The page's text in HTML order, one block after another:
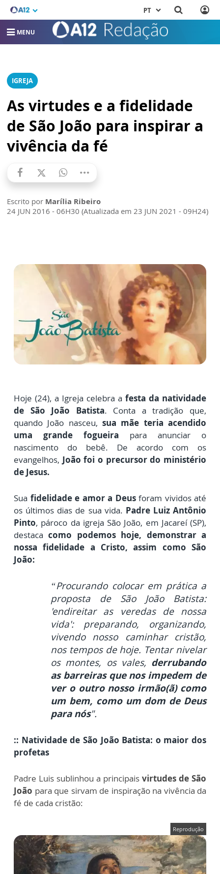
PT
MENU
IGREJA
As virtudes e a fidelidade
de São João para inspirar a
vivência da fé
Escrito por Marília Ribeiro
24 JUN 2016 - 06H30 (Atualizada em 23 JUN 2021 - 09H24)
Hoje (24), a Igreja celebra a festa da natividade
de São João Batista. Conta a tradição que,
quando João nasceu, sua mãe teria acendido
uma grande fogueira para anunciar o
nascimento do bebê. De acordo com os
evangelhos, João foi o precursor do ministério
de Jesus.
Sua fidelidade e amor a Deusforam vividos até
os últimos dias de sua vida. Padre Luiz Antônio
Pinto, pároco da igreja São João, em Jacareí (SP),
destacacomo podemos hoje, demonstrar a
nossa fidelidade a Cristo, assim como São
João:
“Procurando colocar em prática a
proposta de São João Batista:
'endireitar as veredas de nossa
vida': preparando, organizando,
vivendo nosso caminhar cristão,
nos tempos de hoje. Tentar nivelar
os montes, os vales, derrubando
as barreiras que nos impedem de
ver o outro nosso irmão(ã) como
um bem, como um dom de Deus
para nós".
:: Natividade de São João Batista: o maior dos
profetas
Padre Luis sublinhou a principais virtudes de São
João para que sirvam de inspiração na vivência da
fé de cada cristão:
Reprodução